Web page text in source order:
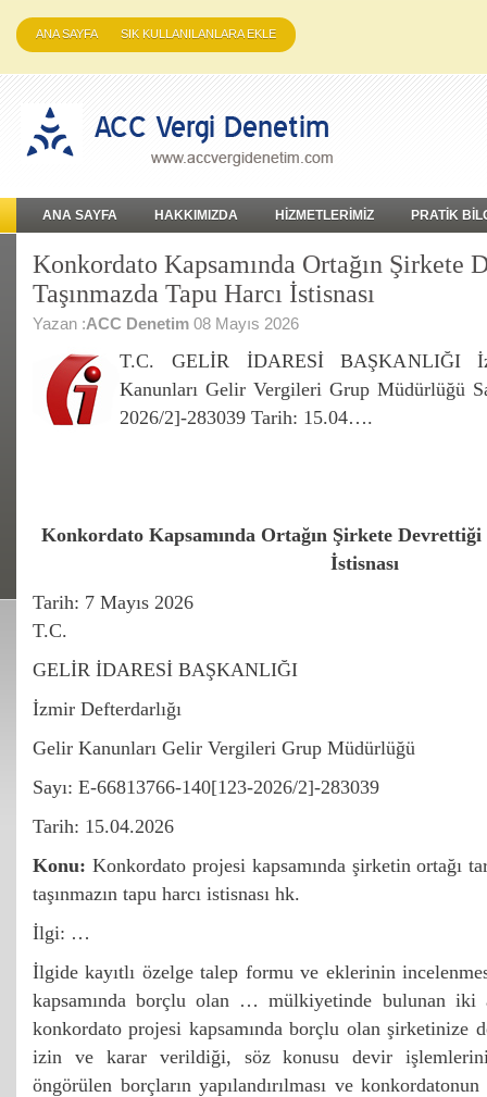
ANA SAYFA SIK KULLANILANLARA EKLE
ANA SAYFA HAKKIMIZDA HİZMETLERİMİZ PRATİK
Konkordato Kapsamında Ortağın Şirkete
Taşınmazda Tapu Harcı İstisnası
Yazan :ACC Denetim 08 Mayıs 2026
T.C. GELİR İDARESİ BAŞKANLIĞI
Kanunları Gelir Vergileri Grup Müdürlüğü
2026/2]-283039 Tarih: 15.04….
Konkordato Kapsamında Ortağın Şirkete Devrettiği
İstisnası
Tarih: 7 Mayıs 2026
T.C.
GELİR İDARESİ BAŞKANLIĞI
İzmir Defterdarlığı
Gelir Kanunları Gelir Vergileri Grup Müdürlüğü
Sayı: E-66813766-140[123-2026/2]-283039
Tarih: 15.04.2026
Konu: Konkordato projesi kapsamında şirketin ortağı
taşınmazın tapu harcı istisnası hk.
İlgi: …
İlgide kayıtlı özelge talep formu ve eklerinin
kapsamında borçlu olan … mülkiyetinde bulunan iki
konkordato projesi kapsamında borçlu olan şirketinize
izin ve karar verildiği, söz konusu devir
öngörülen borçların yapılandırılması ve